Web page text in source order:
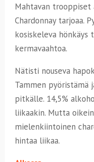
Mahtavan trooppiset
Chardonnay tarjoaa.
kosiskeleva hönkäys
kermavaahtoa.
Nätisti nouseva
Tammen pyöristämä
pitkälle. 14,5%
liikaakin. Mutta
mielenkiintoinen
hintaa liikaa.